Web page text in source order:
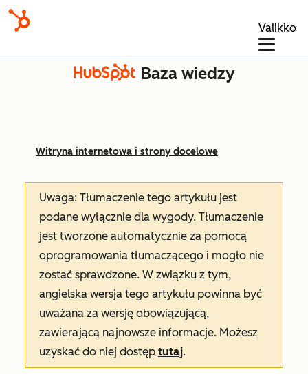
Valikko
Baza wiedzy
Witryna internetowa i strony docelowe
Uwaga: Tłumaczenie tego artykułu jest
podane wyłącznie dla wygody. Tłumaczenie
jest tworzone automatycznie za pomocą
oprogramowania tłumaczącego i mogło nie
zostać sprawdzone. W związku z tym,
angielska wersja tego artykułu powinna być
uważana za wersję obowiązującą,
zawierającą najnowsze informacje. Możesz
uzyskać do niej dostęp tutaj.